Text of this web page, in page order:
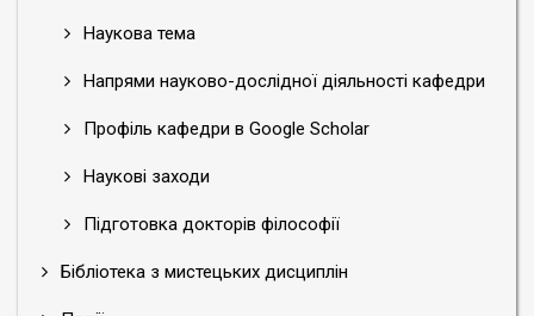
Наукова тема
Напрями науково-дослідної діяльності кафедри
Профіль кафедри в Google Scholar
Наукові заходи
Підготовка докторів філософії
Бібліотека з мистецьких дисциплін